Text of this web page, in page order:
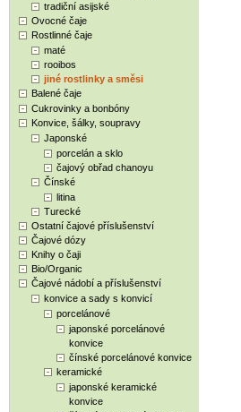
tradiční asijské
Ovocné čaje
Rostlinné čaje
maté
rooibos
jiné rostlinky a směsi
Balené čaje
Cukrovinky a bonbóny
Konvice, šálky, soupravy
Japonské
porcelán a sklo
čajový obřad chanoyu
Čínské
litina
Turecké
Ostatní čajové příslušenství
Čajové dózy
Knihy o čaji
Bio/Organic
Čajové nádobí a příslušenství
konvice a sady s konvicí
porcelánové
japonské porcelánové
konvice
čínské porcelánové konvice
keramické
japonské keramické
konvice